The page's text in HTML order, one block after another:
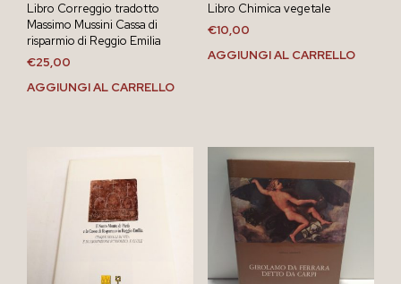
Libro Correggio tradotto
Massimo Mussini Cassa di
risparmio di Reggio Emilia
€25,00
AGGIUNGI AL CARRELLO
Libro Chimica vegetale
€10,00
AGGIUNGI AL CARRELLO